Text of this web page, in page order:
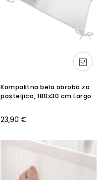
Kompaktna bela obroba za
posteljico, 180x30 cm Largo
23,90 €